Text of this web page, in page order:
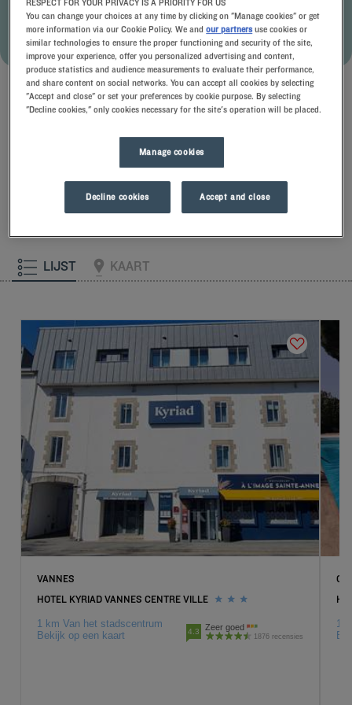
BOEK MET DEZE AANBIEDING
Zie de algemene voorwaarden
Uitgelichte hotels
LIJST KAART
VANNES
HOTEL KYRIAD VANNES CENTRE VILLE
1 km Van het stadscentrum
Bekijk op een kaart
4.3 Zeer goed
1876 recensies
10
RESPECT FOR YOUR PRIVACY IS A PRIORITY FOR US
You can change your choices at any time by clicking on "Manage cookies" or get
more information via our Cookie Policy. We andour partners use cookies or
similar technologies to ensure the proper functioning and security of the site,
improve your experience, offer you personalized advertising and content,
produce statistics and audience measurements to evaluate their performance,
and share content on social networks. You can accept all cookies by selecting
"Accept and close" or set your preferences by cookie purpose. By selecting
"Decline cookies," only cookies necessary for the site's operation will be placed.
Manage cookies
Decline cookies Accept and close